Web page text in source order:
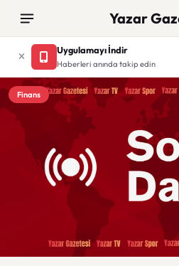
Yazar
Uygulamayı İndir
Haberleri anında takip edin
Finans